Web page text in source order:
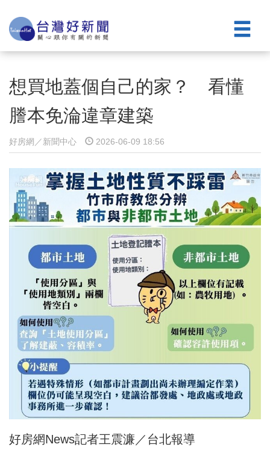
想買地蓋個自己的家？ 看懂
謄本免淪違章建築
好房網／新聞中心 2026-06-09 18:56
好房網News記者王震濂／台北報導